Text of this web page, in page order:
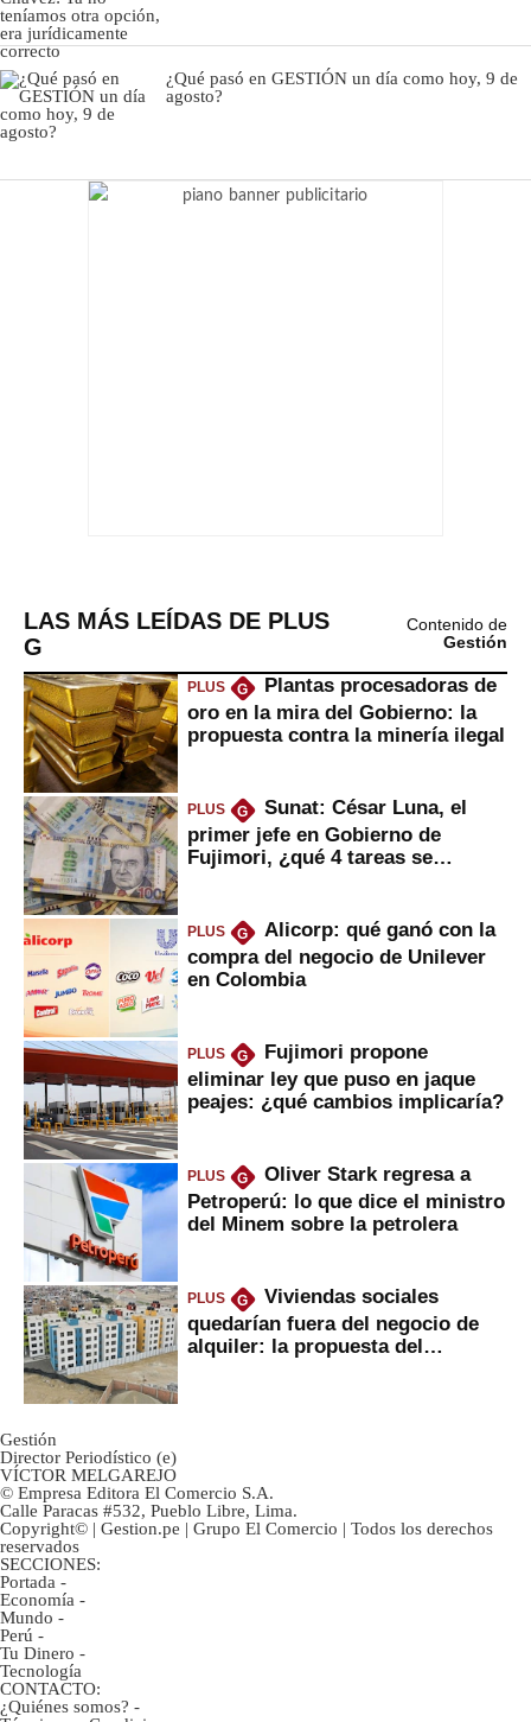
¿Qué pasó en GESTIÓN un día como hoy, 9 de
agosto?
LAS MÁS LEÍDAS DE PLUS
G
Contenido de
Gestión
PLUS G
Plantas procesadoras de
oro en la mira del Gobierno: la
propuesta contra la minería ilegal
PLUS G
Sunat: César Luna, el
primer jefe en Gobierno de
Fujimori, ¿qué 4 tareas se
PLUS G
Alicorp: qué ganó con la
compra del negocio de Unilever
en Colombia
PLUS G
Fujimori propone
eliminar ley que puso en jaque
peajes: ¿qué cambios implicaría?
PLUS G
Oliver Stark regresa a
Petroperú: lo que dice el ministro
del Minem sobre la petrolera
PLUS G
Viviendas sociales
quedarían fuera del negocio de
alquiler: la propuesta del
Gestión
Director Periodístico (e)
VÍCTOR MELGAREJO
© Empresa Editora El Comercio S.A.
Calle Paracas #532, Pueblo Libre, Lima.
Copyright© | Gestion.pe | Grupo El Comercio | Todos los derechos
reservados
SECCIONES:
Portada -
Economía -
Mundo -
Perú -
Tu Dinero -
Tecnología
CONTACTO:
¿Quiénes somos? -